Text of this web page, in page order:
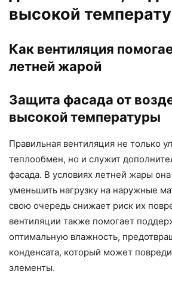
высокой
Как вентиляция
летней жарой
Защита фасада от
высокой температуры
Правильная вентиляция не только
теплообмен, но и служит
фасада. В условиях летней жары
уменьшить нагрузку на наружные
свою очередь снижает риск их
вентиляции также помогает
оптимальную влажность,
конденсата, который может
элементы.